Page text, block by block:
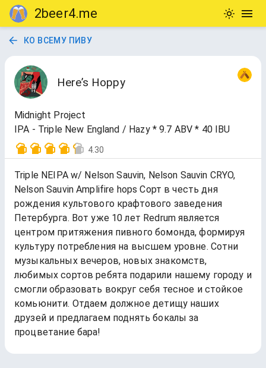
2beer4.me
КО ВСЕМУ ПИВУ
Here’s Hoppy
Midnight Project
IPA - Triple New England / Hazy * 9.7 ABV * 40 IBU
4.30
Triple NEIPA w/ Nelson Sauvin, Nelson Sauvin CRYO,
Nelson Sauvin Amplifire hops Сорт в честь дня
рождения культового крафтового заведения
Петербурга. Вот уже 10 лет Redrum является
центром притяжения пивного бомонда, формируя
культуру потребления на высшем уровне. Сотни
музыкальных вечеров, новых знакомств,
любимых сортов ребята подарили нашему городу и
смогли образовать вокруг себя тесное и стойкое
комьюнити. Отдаем должное детищу наших
друзей и предлагаем поднять бокалы за
процветание бара!